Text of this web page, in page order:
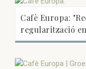
Cafè Europa:
regularització